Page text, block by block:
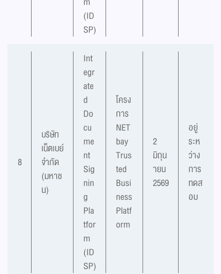
(ID
SP)
8
บริษัท
เน็ตเบย์
จำกัด
(มหาช
น)
Int
egr
ate
d
Do
cu
me
nt
Sig
nin
g
Pla
tfor
m
(ID
SP)
โครง
การ
NET
bay
Trus
ted
Busi
ness
Platf
orm
2
มิถุน
ายน
2569
อยู่
ระห
ว่าง
การ
ทดส
อบ